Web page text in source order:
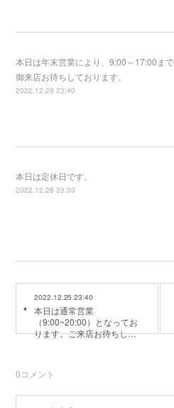
本日は年末営業により、9:00～17:00ま
御来店お待ちしております。
2022.12.29 23:40
本日は定休日です。
2022.12.28 23:30
2022.12.25 23:40
本日は通常営業
（9:00~20:00）となってお
ります。ご来店お待ちし…
0コメント